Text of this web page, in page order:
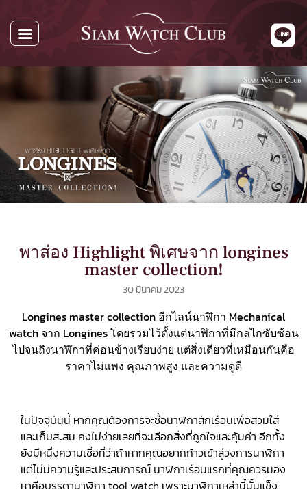
พาส่อง Highlight พิเศษจาก longines
master collection!
30 มีนาคม 2023
Longines master collection อีกไลน์นาฬิกา Mechanical
watch จาก Longines โดยรวมไว้ตั้งแต่นาฬิกาที่มีกลไกซับซ้อน
ไปจนถึงนาฬิกาที่ค่อนข้างเรียบง่าย แต่สิ่งเดียวที่เหมือนกันคือ
ราคาไม่แพง คุณภาพสูง และความดูดี
ในปัจจุบันนี้ หากคุณต้องการจะซื้อนาฬิกาสักเรือนเพื่อสวมใส่
และเก็บสะสม คงไม่ง่ายเลยที่จะเลือกสิ่งที่ถูกใจและคุ้มค่า อีกทั้ง
ยังมีหนึ่งความเชื่อที่ว่าถ้าหากคุณอยากก้าวเข้าสู่วงการนาฬิกา
แต่ไม่มีความรู้และประสบการณ์ นาฬิกาเรือนแรกที่คุณควรมอง
หาคือบรรดานาฬิกา tool watch เพราะนาฬิกาเหล่านี้นั้นแข็ง